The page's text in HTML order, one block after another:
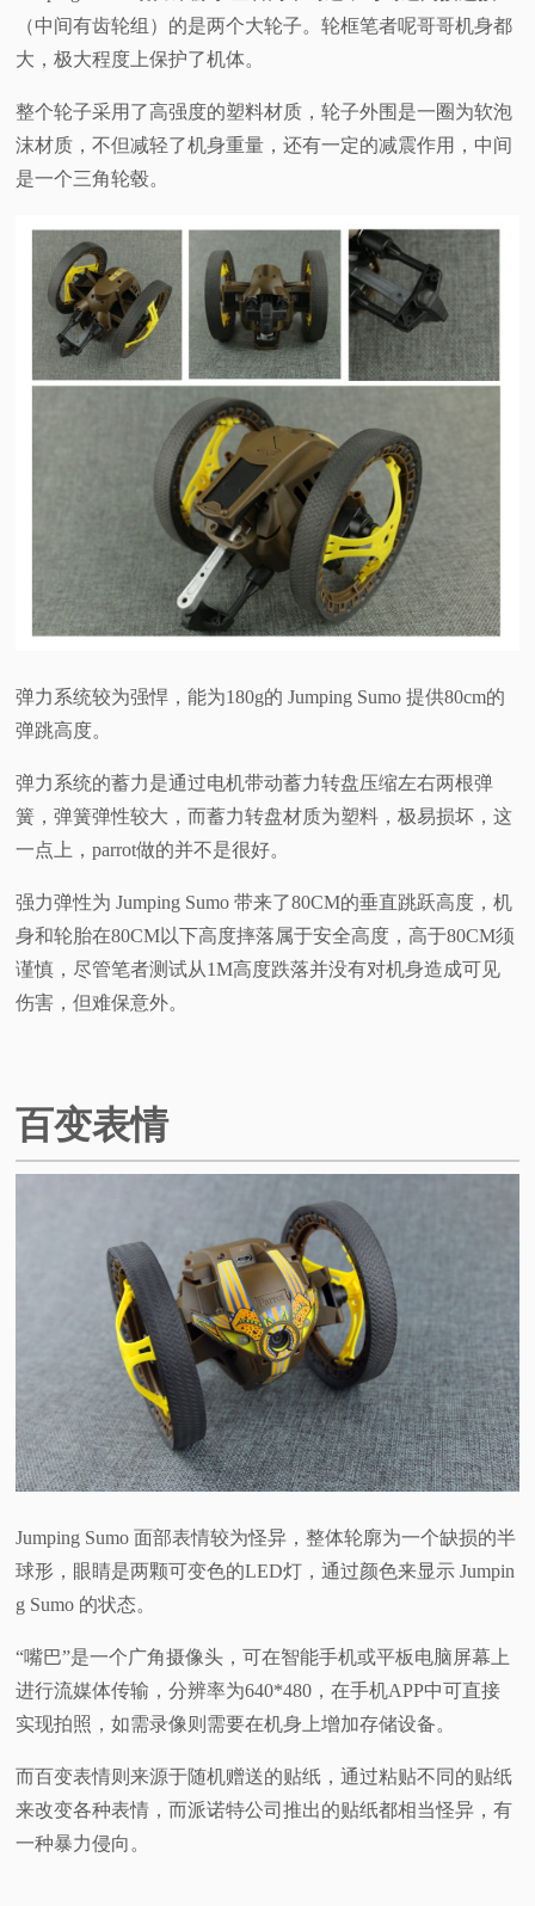
（中间有齿轮组）的是两个大轮子。轮框笔者呢哥哥机身都
大，极大程度上保护了机体。
整个轮子采用了高强度的塑料材质，轮子外围是一圈为软泡
沫材质，不但减轻了机身重量，还有一定的减震作用，中间
是一个三角轮毂。
弹力系统较为强悍，能为180g的 Jumping Sumo 提供80cm的
弹跳高度。
弹力系统的蓄力是通过电机带动蓄力转盘压缩左右两根弹
簧，弹簧弹性较大，而蓄力转盘材质为塑料，极易损坏，这
一点上，parrot做的并不是很好。
强力弹性为 Jumping Sumo 带来了80CM的垂直跳跃高度，机
身和轮胎在80CM以下高度摔落属于安全高度，高于80CM须
谨慎，尽管笔者测试从1M高度跌落并没有对机身造成可见
伤害，但难保意外。
百变表情
Jumping Sumo 面部表情较为怪异，整体轮廓为一个缺损的半
球形，眼睛是两颗可变色的LED灯，通过颜色来显示 Jumpin
g Sumo 的状态。
“嘴巴”是一个广角摄像头，可在智能手机或平板电脑屏幕上
进行流媒体传输，分辨率为640*480，在手机APP中可直接
实现拍照，如需录像则需要在机身上增加存储设备。
而百变表情则来源于随机赠送的贴纸，通过粘贴不同的贴纸
来改变各种表情，而派诺特公司推出的贴纸都相当怪异，有
一种暴力侵向。